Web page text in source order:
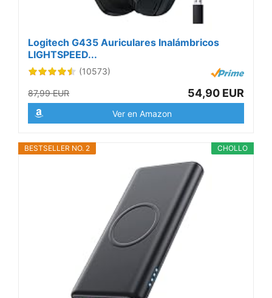
Logitech G435 Auriculares Inalámbricos
LIGHTSPEED...
(10573)
87,99 EUR 54,90 EUR
Ver en Amazon
CHOLLO
BESTSELLER NO. 2